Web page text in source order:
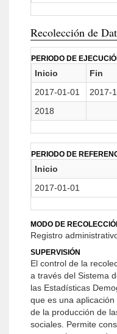
Recolección de
PERIODO DE
Inicio Fin
2017-01-01
2017-
2018
PERIODO DE
Inicio
2017-01-01
MODO DE
Registro
SUPERVISIÓN
El control de la
a través del Sistema
las Estadísticas
que es una
de la producción de
sociales. Permite